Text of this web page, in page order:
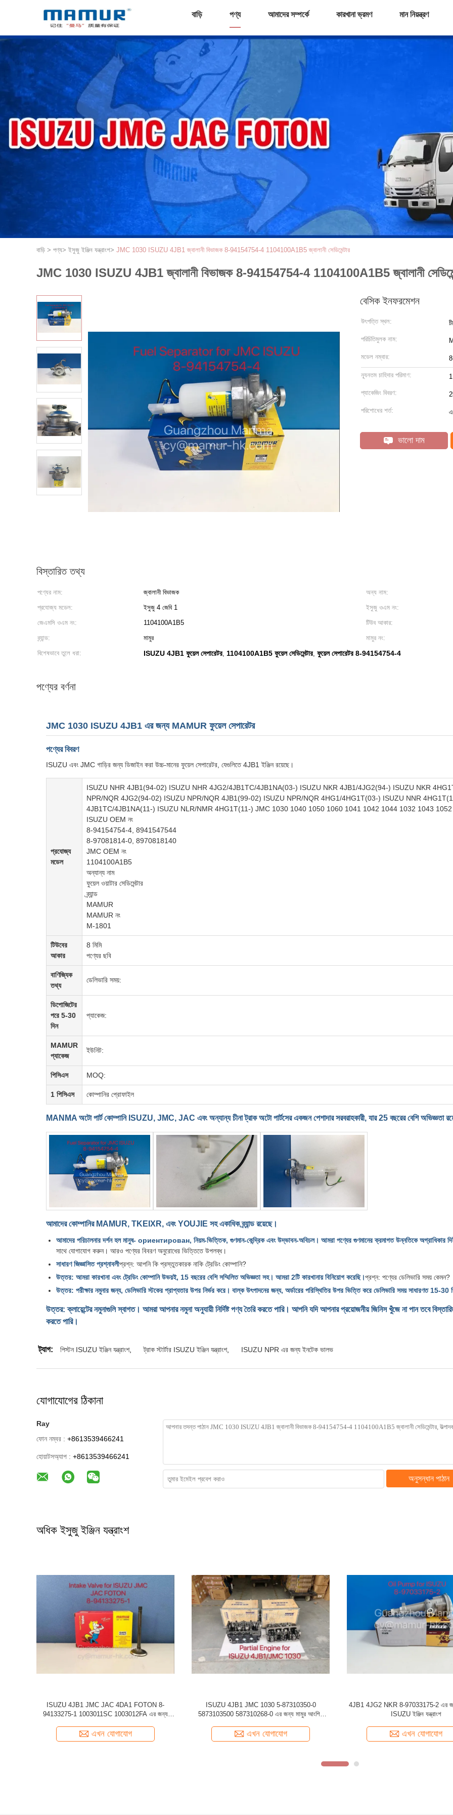
বাড়ি পণ্য আমাদের সম্পর্কে কারখানা ভ্রমণ মান নিয়ন্ত্রণ
বাড়ি > পণ্য> ইসুজু ইঞ্জিন যন্ত্রাংশ> JMC 1030 ISUZU 4JB1 জ্বালানী বিভাজক 8-94154754-4 1104100A1B5 জ্বালানী সেডিমেন্টার
JMC 1030 ISUZU 4JB1 জ্বালানী বিভাজক 8-94154754-4 1104100A1B5 জ্বালানী
বেসিক ইনফরমেশন
উৎপত্তি স্থল:
পরিচিতিমুলক নাম:
মডেল নম্বার:
ন্যূনতম চাহিদার পরিমাণ:
প্যাকেজিং বিবরণ:
পরিশোধের শর্ত:
ভালো দাম
বিস্তারিত তথ্য
পণ্যের নাম: জ্বালানী বিভাজক অন্য নাম:
প্রযোজ্য মডেল:
ইসুজু 4 জেবি 1 ইসুজু ওএম নং:
জেএমসি ওএম নং:
1104100A1B5 টিউব আকার:
ব্র্যান্ড:
মামুর মামুর নং:
বিশেষভাবে তুলে ধরা:
ISUZU 4JB1 ফুয়েল সেপারেটর, 1104100A1B5 ফুয়েল সেডিমেন্টার, ফুয়েল সেপারেটর 8-94154754-4
পণ্যের বর্ণনা
JMC 1030 ISUZU 4JB1 এর জন্য MAMUR ফুয়েল সেপারেটর
পণ্যের বিবরণ
ISUZU এবং JMC গাড়ির জন্য ডিজাইন করা উচ্চ-মানের ফুয়েল সেপারেটর, যেগুলিতে 4JB1 ইঞ্জিন রয়েছে।
প্রযোজ্য
মডেল
ISUZU NHR 4JB1(94-02) ISUZU NHR 4JG2/4JB1TC/4JB1NA(03-) ISUZU NKR 4JB1/4JG2(94-) ISUZU NKR
NPR/NQR 4JG2(94-02) ISUZU NPR/NQR 4JB1(99-02) ISUZU NPR/NQR 4HG1/4HG1T(03-) ISUZU NNR
4JB1TC/4JB1NA(11-) ISUZU NLR/NMR 4HG1T(11-) JMC 1030 1040 1050 1060 1041 1042 1044 1032 1043 1052
ISUZU OEM নং
8-94154754-4, 8941547544
8-97081814-0, 8970818140
JMC OEM নং
1104100A1B5
অন্যান্য নাম
ফুয়েল ওয়াটার সেডিমেন্টার
ব্র্যান্ড
MAMUR
MAMUR নং
M-1801
টিউবের
আকার
8 মিমি
পণ্যের ছবি
বাণিজ্যিক
তথ্য
ডেলিভারি সময়:
ডিপোজিটের
পরে 5-30
দিন
প্যাকেজ:
MAMUR
প্যাকেজ
ইউনিট:
পিসিএস MOQ:
1 পিসিএস কোম্পানির প্রোফাইল
MANMA অটো পার্ট কোম্পানি ISUZU, JMC, JAC এবং অন্যান্য চীনা ট্রাক অটো পার্টসের একজন পেশাদার সরবরাহকারী, যার 25 বছরের বেশি অভিজ্ঞতা
আমাদের কোম্পানির MAMUR, TKEIXR, এবং YOUJIE সহ একাধিক ব্র্যান্ড রয়েছে।
আমাদের পরিচালনার দর্শন হল মানুষ- ориентирован, নিয়ম-ভিত্তিক, গুণমান-কেন্দ্রিক এবং উদ্ভাবন-অবিচল। আমরা পণ্যের গুণমানের ক্রমাগত উন্নতিকে অগ্রাধিকার
সাথে যোগাযোগ করুন। আরও পণ্যের বিবরণ অনুরোধের ভিত্তিতে উপলব্ধ।
সাধারণ জিজ্ঞাসিত প্রশ্নাবলীপ্রশ্ন: আপনি কি প্রস্তুতকারক নাকি ট্রেডিং কোম্পানি?
উত্তর: আমরা কারখানা এবং ট্রেডিং কোম্পানি উভয়ই, 15 বছরের বেশি সম্মিলিত অভিজ্ঞতা সহ। আমরা 2টি কারখানায় বিনিয়োগ করেছি।প্রশ্ন: পণ্যের ডেলিভারি সময় কেমন?
উত্তর: পরীক্ষার নমুনার জন্য, ডেলিভারি স্টকের প্রাপ্যতার উপর নির্ভর করে। বাল্ক উৎপাদনের জন্য, অর্ডারের পরিস্থিতির উপর ভিত্তি করে ডেলিভারি সময় সাধারণত 15-30
উত্তর: ক্লায়েন্টের নমুনাগুলি স্বাগত। আমরা আপনার নমুনা অনুযায়ী নির্দিষ্ট পণ্য তৈরি করতে পারি। আপনি যদি আপনার প্রয়োজনীয় জিনিস খুঁজে না পান তবে
করতে পারি।
ট্যাগ: পিস্টন ISUZU ইঞ্জিন যন্ত্রাংশ, ট্রাক স্টার্টার ISUZU ইঞ্জিন যন্ত্রাংশ, ISUZU NPR এর জন্য ইনটেক ভালভ
যোগাযোগের ঠিকানা
Ray
ফোন নম্বর : +8613539466241
হোয়াটসঅ্যাপ : +8613539466241
অনুসন্ধান পাঠান
অধিক ইসুজু ইঞ্জিন যন্ত্রাংশ
8-98159693-0 ISUZU 4JH1 4JJ1 4JK1 এর জন্য
ইঞ্জিন ফুয়েল ফিল্টার
এখন যোগাযোগ
ISUZU 4HK1 4JJ1 ওয়াটার পাম্প প্রতিস্থাপন 8-
97363478-0 8973634780
এখন যোগাযোগ
ISUZU 4JB1 JMC 1030 5-
1308150BB ISUZU ইঞ্জিন পার্টস
এখন যোগাযোগ